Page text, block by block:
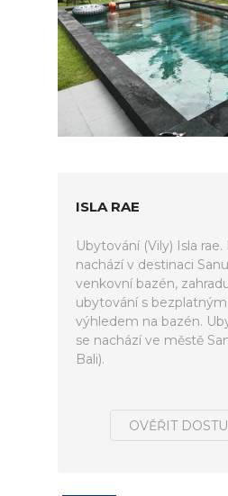
ISLA RAE
Ubytování (Vily) Isla rae.
nachází v destinaci
venkovní bazén,
ubytování s bezplatným
výhledem na bazén.
se nachází ve městě
Bali).
OVĚŘIT